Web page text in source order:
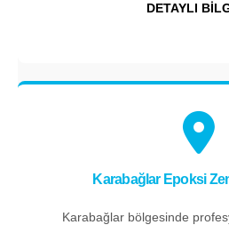
DETAYLI
Karabağlar Epoksi
Karabağlar bölgesinde